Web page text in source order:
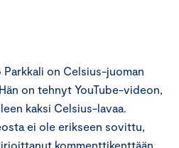
Parkkali on Celsius-juoman
on tehnyt YouTube-videon,
kaksi Celsius-lavaa.
ei ole erikseen sovittu,
kommenttikenttään